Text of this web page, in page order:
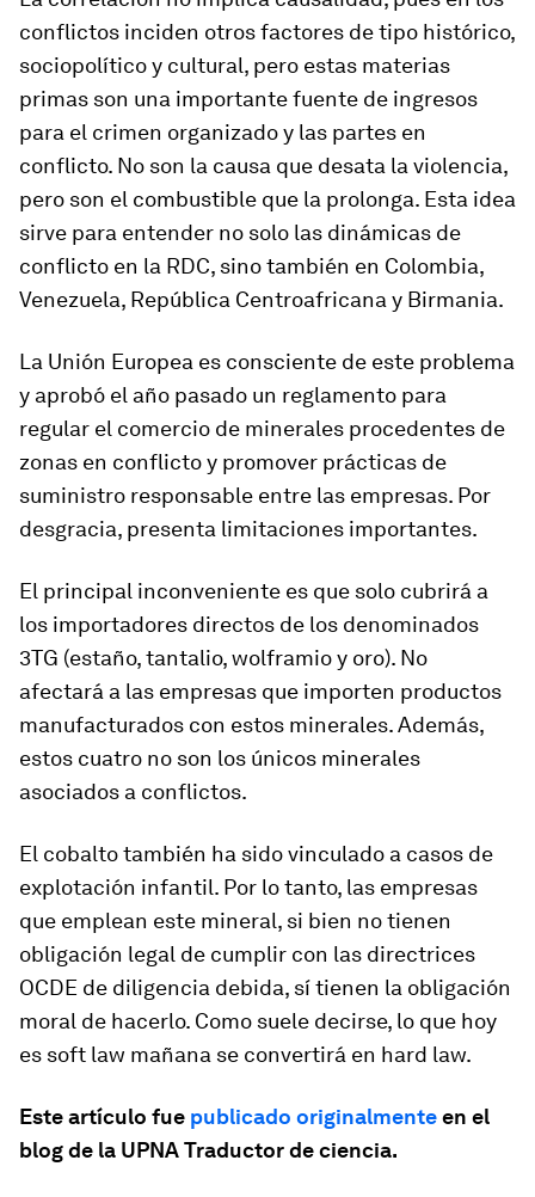
conflictos inciden otros factores de tipo histórico,
sociopolítico y cultural, pero estas materias
primas son una importante fuente de ingresos
para el crimen organizado y las partes en
conflicto. No son la causa que desata la violencia,
pero son el combustible que la prolonga. Esta idea
sirve para entender no solo las dinámicas de
conflicto en la RDC, sino también en Colombia,
Venezuela, República Centroafricana y Birmania.
La Unión Europea es consciente de este problema
y aprobó el año pasado un reglamento para
regular el comercio de minerales procedentes de
zonas en conflicto y promover prácticas de
suministro responsable entre las empresas. Por
desgracia, presenta limitaciones importantes.
El principal inconveniente es que solo cubrirá a
los importadores directos de los denominados
3TG (estaño, tantalio, wolframio y oro). No
afectará a las empresas que importen productos
manufacturados con estos minerales. Además,
estos cuatro no son los únicos minerales
asociados a conflictos.
El cobalto también ha sido vinculado a casos de
explotación infantil. Por lo tanto, las empresas
que emplean este mineral, si bien no tienen
obligación legal de cumplir con las directrices
OCDE de diligencia debida, sí tienen la obligación
moral de hacerlo. Como suele decirse, lo que hoy
es soft law mañana se convertirá en hard law.
Este artículo fue publicado originalmenteen el
blog de la UPNATraductor de ciencia.